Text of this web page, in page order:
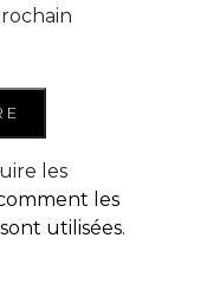
les
les
utilisées.